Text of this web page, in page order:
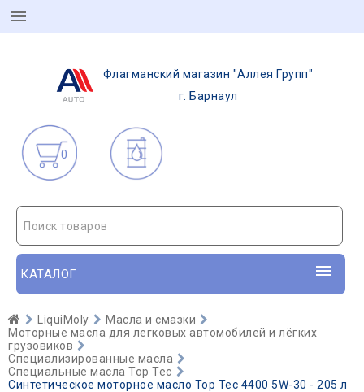
Флагманский магазин "Аллея Групп"
г. Барнаул
0
Поиск товаров
КАТАЛОГ
LiquiMoly
Масла и смазки
Моторные масла для легковых автомобилей и лёгких
грузовиков
Специализированные масла
Специальные масла Top Tec
Синтетическое моторное масло Top Tec 4400 5W-30 - 205 л